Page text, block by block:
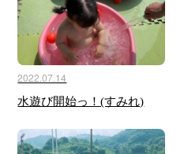
2022.07.14
水遊び開始っ！(すみれ)